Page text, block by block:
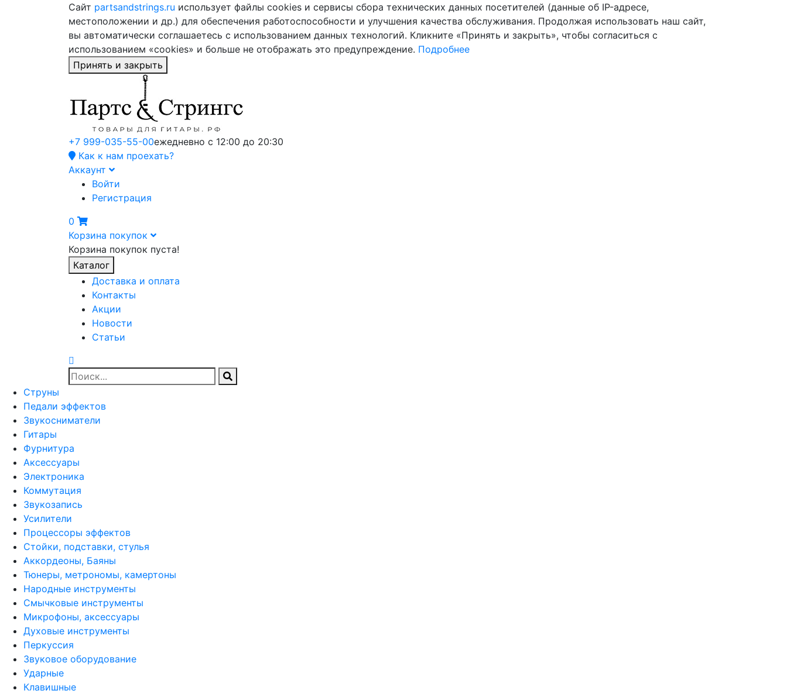
Сайт partsandstrings.ru использует файлы cookies и сервисы сбора технических данных посетителей (данные об IP-адресе,
местоположении и др.) для обеспечения работоспособности и улучшения качества обслуживания. Продолжая использовать наш сайт,
вы автоматически соглашаетесь с использованием данных технологий. Кликните «Принять и закрыть», чтобы согласиться с
использованием «cookies» и больше не отображать это предупреждение. Подробнее
Принять и закрыть
+7 999-035-55-00ежедневно с 12:00 до 20:30
Как к нам проехать?
Аккаунт
Войти
Регистрация
0
Корзина покупок
Корзина покупок пуста!
Каталог
Доставка и оплата
Контакты
Акции
Новости
Статьи
Струны
Педали эффектов
Звукосниматели
Гитары
Фурнитура
Аксессуары
Электроника
Коммутация
Звукозапись
Усилители
Процессоры эффектов
Стойки, подставки, стулья
Аккордеоны, Баяны
Тюнеры, метрономы, камертоны
Народные инструменты
Смычковые инструменты
Микрофоны, аксессуары
Духовые инструменты
Перкуссия
Звуковое оборудование
Ударные
Клавишные